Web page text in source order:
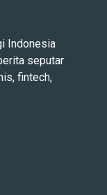
Indonesia
seputar
fintech,